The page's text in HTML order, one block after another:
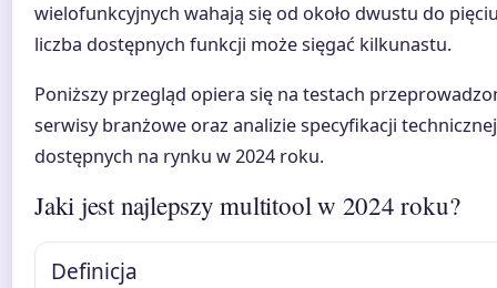
wielofunkcyjnych wahają się od około dwustu do
liczba dostępnych funkcji może sięgać kilkunastu.
Poniższy przegląd opiera się na testach
serwisy branżowe oraz analizie specyfikacji
dostępnych na rynku w 2024 roku.
Jaki jest najlepszy multitool w 2024 roku?
Definicja